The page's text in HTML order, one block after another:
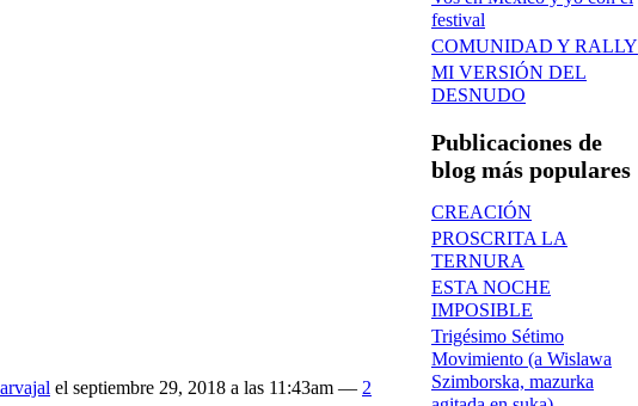
el septiembre 29, 2018 a las 11:43am — 2
festival
COMUNIDAD Y RALLY
MI VERSIÓN DEL
DESNUDO
Publicaciones de
blog más populares
CREACIÓN
PROSCRITA LA
TERNURA
ESTA NOCHE
IMPOSIBLE
Trigésimo Sétimo
Movimiento (a Wislawa
Szimborska, mazurka